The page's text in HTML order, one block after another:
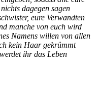
dagegen sagen
eure Verwandten
manche von euch wird
Namens willen von allen
kein Haar gekrümmt
ihr das Leben